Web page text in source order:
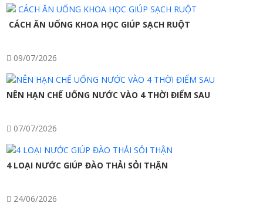
CÁCH ĂN UỐNG KHOA HỌC GIÚP SẠCH RUỘT
09/07/2026
NÊN HẠN CHẾ UỐNG NƯỚC VÀO 4 THỜI ĐIỂM SAU
07/07/2026
4 LOẠI NƯỚC GIÚP ĐÀO THẢI SỎI THẬN
24/06/2026